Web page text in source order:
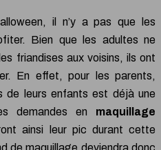
il n’y a pas que les
Bien que les adultes ne
friandises aux voisins, ils ont
En effet, pour les parents,
de leurs enfants est déjà une
demandes en maquillage
ainsi leur pic durant cette
de maquillage deviendra donc